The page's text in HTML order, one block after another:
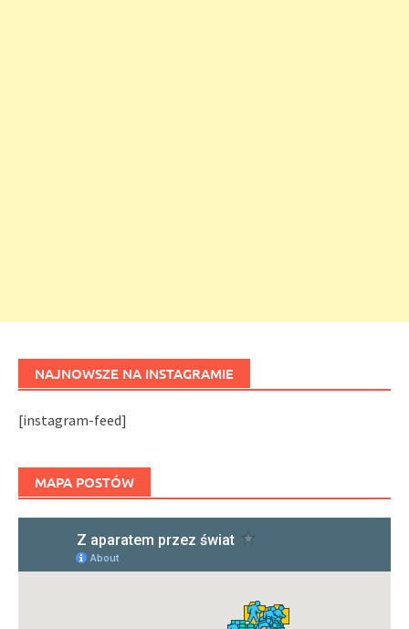
NAJNOWSZE NA INSTAGRAMIE
[instagram-feed]
MAPA POSTÓW